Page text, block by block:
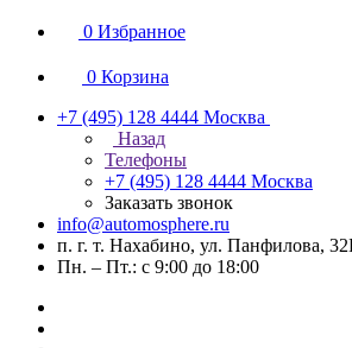
0 Избранное
0 Корзина
+7 (495) 128 4444 Москва
Назад
Телефоны
+7 (495) 128 4444 Москва
Заказать звонок
info@automosphere.ru
п. г. т. Нахабино, ул. Панфилова,
Пн. – Пт.: с 9:00 до 18:00